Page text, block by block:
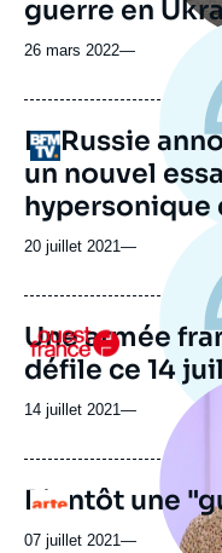
guerre en
26 mars 2022—
Logo
La Russie
un nouvel
hypersonique
20 juillet 2021—
Logo
Une armée
défile ce 14
14 juillet 2021—
Logo
Image
Bientôt une
07 juillet 2021—